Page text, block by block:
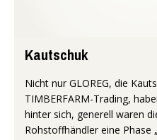
Kautschuk
Nicht nur GLOREG, die
TIMBERFARM-Trading,
hinter sich, generell waren
Rohstoffhändler eine Phase